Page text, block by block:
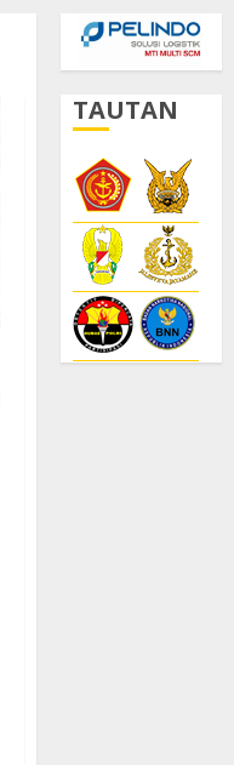
TAUTAN